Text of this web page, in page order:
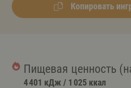
Копировать
Пищевая ценность
4 401 кДж / 1 025 ккал